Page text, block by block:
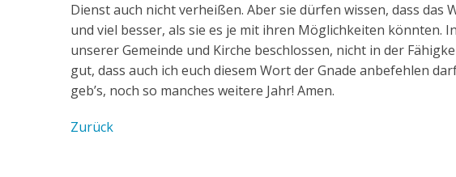
Dienst auch nicht verheißen. Aber sie dürfen wissen, dass das
und viel besser, als sie es je mit ihren Möglichkeiten könnten.
unserer Gemeinde und Kirche beschlossen, nicht in der
gut, dass auch ich euch diesem Wort der Gnade anbefehlen
geb’s, noch so manches weitere Jahr! Amen.
Zurück